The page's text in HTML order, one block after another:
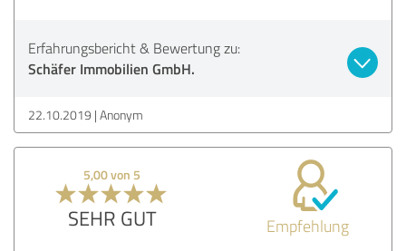
Erfahrungsbericht & Bewertung zu:
Schäfer Immobilien GmbH.
22.10.2019 Anonym
5,00 von 5
SEHR GUT Empfehlung